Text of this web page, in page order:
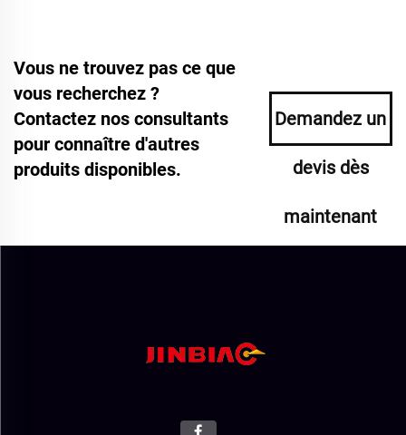
Vous ne trouvez pas ce que
vous recherchez ?
Contactez nos consultants
pour connaître d'autres
produits disponibles.
Demandez un
devis dès
maintenant